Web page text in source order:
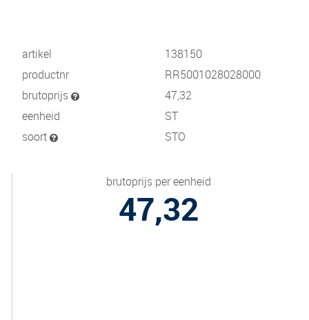
artikel
138150
productnr
RR5001028028000
brutoprijs
47,32
eenheid
ST
soort
STO
brutoprijs per eenheid
47,32